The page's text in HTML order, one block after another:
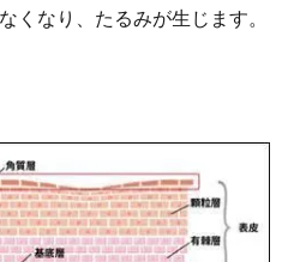
くなり、たるみが生じます。